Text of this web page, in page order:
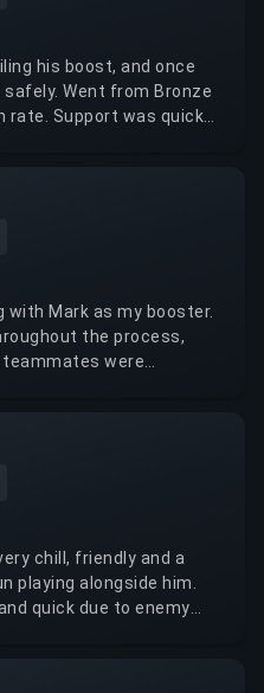
his boost, and once
Went from Bronze
rate. Support was quick
need a reliable and
with Mark as my booster.
the process,
teammates were
the win for us. What
his adaptability and
even adjusted his own
the experience smooth
this service,
Mark!
chill, friendly and a
playing alongside him.
quick due to enemy
a little bit of help due to
unlucky in games.